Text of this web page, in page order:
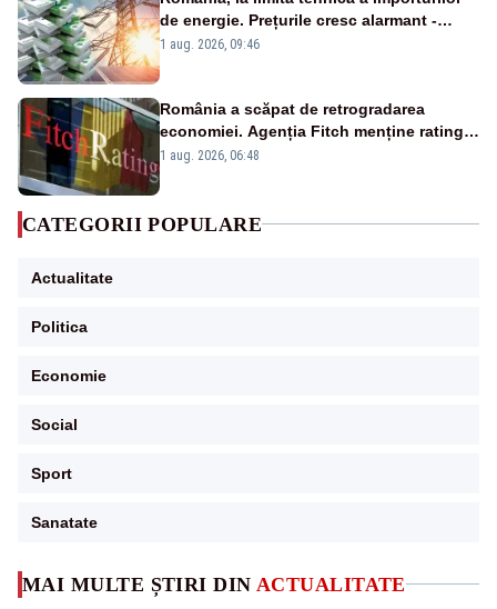
MAI MULTE ȘTIRI DIN ACTUALITATE
de energie. Prețurile cresc alarmant -
Analiză Realitatea Plus
1 aug. 2026, 09:46
România a scăpat de retrogradarea
economiei. Agenția Fitch menține ratingul
„BBB-” cu perspectivă negativă
1 aug. 2026, 06:48
CATEGORII POPULARE
Actualitate
Politica
Economie
Social
Sport
Sanatate